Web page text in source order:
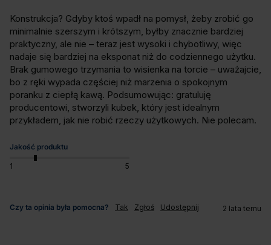
Konstrukcja? Gdyby ktoś wpadł na pomysł, żeby zrobić go
minimalnie szerszym i krótszym, byłby znacznie bardziej
praktyczny, ale nie – teraz jest wysoki i chybotliwy, więc
nadaje się bardziej na eksponat niż do codziennego użytku.
Brak gumowego trzymania to wisienka na torcie – uważajcie,
bo z ręki wypada częściej niż marzenia o spokojnym
poranku z ciepłą kawą. Podsumowując: gratuluję
producentowi, stworzyli kubek, który jest idealnym
przykładem, jak nie robić rzeczy użytkowych. Nie polecam.
Jakość produktu
1 5
Czy ta opinia była pomocna? Tak Zgłoś Udostępnij 2 lata temu